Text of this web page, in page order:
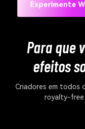
Experimente
Para que
efeitos
Criadores em todos
royalty-free